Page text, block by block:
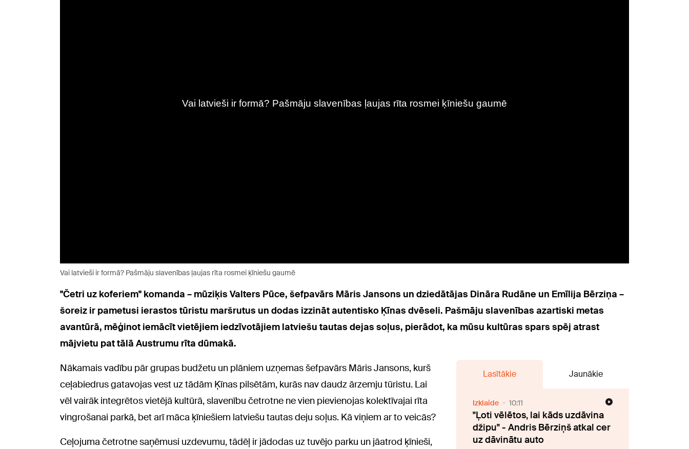
Vai latvieši ir formā? Pašmāju slavenības ļaujas rīta rosmei ķīniešu gaumē
"Četri uz koferiem" komanda – mūziķis Valters Pūce, šefpavārs Māris Jansons un dziedātājas Dināra Rudāne un Emīlija Bērziņa –
šoreiz ir pametusi ierastos tūristu maršrutus un dodas izzināt autentisko Ķīnas dvēseli. Pašmāju slavenības azartiski metas
avantūrā, mēģinot iemācīt vietējiem iedzīvotājiem latviešu tautas dejas soļus, pierādot, ka mūsu kultūras spars spēj atrast
mājvietu pat tālā Austrumu rīta dūmakā.
Nākamais vadību pār grupas budžetu un plāniem uzņemas šefpavārs Māris Jansons, kurš
ceļabiedrus gatavojas vest uz tādām Ķīnas pilsētām, kurās nav daudz ārzemju tūristu. Lai
vēl vairāk integrētos vietējā kultūrā, slavenību četrotne ne vien pievienojas kolektīvajai rīta
vingrošanai parkā, bet arī māca ķīniešiem latviešu tautas deju soļus. Kā viņiem ar to veicās?
Ceļojuma četrotne saņēmusi uzdevumu, tādēļ ir jādodas uz tuvējo parku un jāatrod ķīnieši,
Lasītākie Jaunākie
Izklaide 10:11
"Ļoti vēlētos, lai kāds uzdāvina
džipu" - Andris Bērziņš atkal cer
uz dāvinātu auto